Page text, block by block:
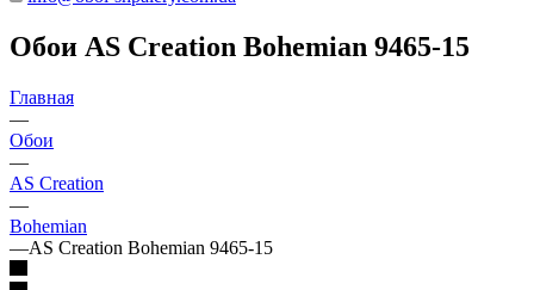
Обои AS Creation Bohemian 9465-15
Главная
—
Обои
—
AS Creation
—
Bohemian
—AS Creation Bohemian 9465-15